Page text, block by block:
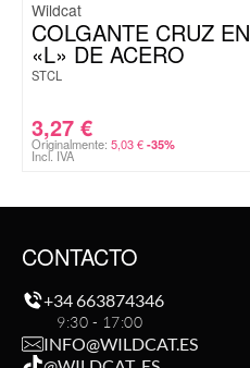
Wildcat
COLGANTE CRUZ EN
«L» DE ACERO
STCL
3,27 €
Originalmente: 5,03€ -35%
Incl. IVA
CONTACTO
+34 663874346
9:30 - 17:00
INFO@WILDCAT.ES